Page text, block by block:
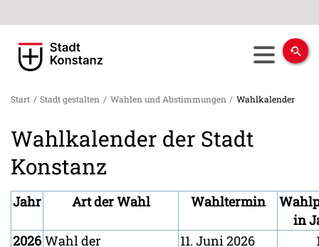
Start / Stadt gestalten / Wahlen und Abstimmungen / Wahlkalender
Wahlkalender der Stadt
Konstanz
Jahr Art der Wahl Wahltermin
in
2026 Wahl der
11. Juni 2026